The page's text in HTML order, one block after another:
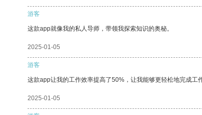
游客
这款app就像我的私人导师，带领我探索知识的奥秘。
2025-01-05
游客
这款app让我的工作效率提高了50%，让我能够更轻松地完成工
2025-01-05